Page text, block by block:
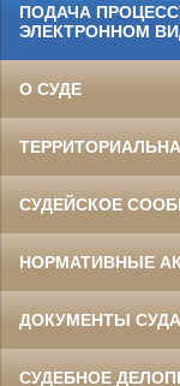
ПОДАЧА
ЭЛЕКТРОННОМ
О СУДЕ
СУДЕЙСКОЕ
НОРМАТИВНЫЕ
ДОКУМЕНТЫ СУДА
СУДЕБНОЕ